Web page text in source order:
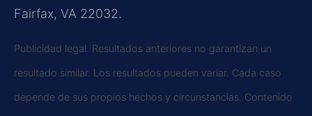
Fairfax, VA 22032.
Publicidad legal. Resultados anteriores no garantizan un
resultado similar. Los resultados pueden variar. Cada caso
depende de sus propios hechos y circunstancias. Contenido